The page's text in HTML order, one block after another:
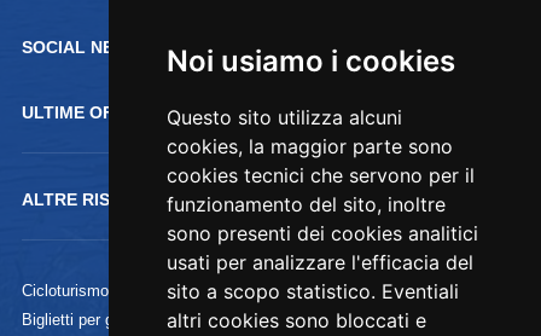
Noi usiamo i cookies
Questo sito utilizza alcuni
cookies, la maggior parte sono
cookies tecnici che servono per il
funzionamento del sito, inoltre
sono presenti dei cookies analitici
usati per analizzare l'efficacia del
sito a scopo statistico. Eventiali
altri cookies sono bloccati e
SOCIAL NETWORK :
ULTIME OFFERTE
ALTRE RISORSE
Cicloturismo
Biglietti per gli Uffizi